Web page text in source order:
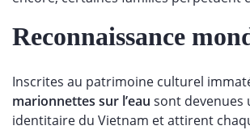
Reconnaissance
Inscrites au patrimoine culturel
marionnettes sur l’eau sont devenues
identitaire du Vietnam et attirent